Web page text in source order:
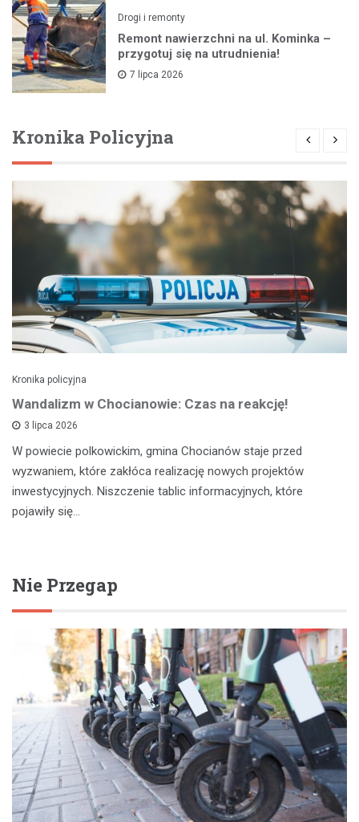
Drogi i remonty
Remont nawierzchni na ul. Kominka –
przygotuj się na utrudnienia!
7 lipca 2026
Kronika Policyjna
Kronika policyjna
Wandalizm w Chocianowie: Czas na reakcję!
3 lipca 2026
W powiecie polkowickim, gmina Chocianów staje przed
wyzwaniem, które zakłóca realizację nowych projektów
inwestycyjnych. Niszczenie tablic informacyjnych, które
pojawiły się…
Nie Przegap